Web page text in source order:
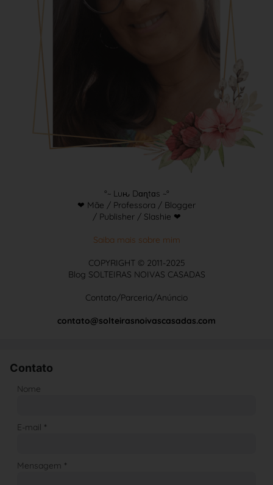
°~ Luԋ Dɑɳtɑs ~°
❤ Mãe / Professora / Blogger
/ Publisher / Slashie ❤
Saiba mais sobre mim
COPYRIGHT © 2011-2025
Blog SOLTEIRAS NOIVAS CASADAS
Contato/Parceria/Anúncio
contato@solteirasnoivascasadas.com
Contato
Nome
E-mail *
Mensagem *